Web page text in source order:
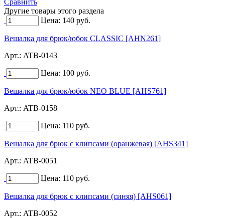
Другие товары этого раздела
Цена: 140 руб.
Вешалка для брюк/юбок CLASSIC [AHN261]
Арт.: ATB-0143
Цена: 100 руб.
Вешалка для брюк/юбок NEO BLUE [AHS761]
Арт.: ATB-0158
Цена: 110 руб.
Вешалка для брюк с клипсами (оранжевая) [AHS341]
Арт.: ATB-0051
Цена: 110 руб.
Вешалка для брюк с клипсами (синяя) [AHS061]
Арт.: ATB-0052